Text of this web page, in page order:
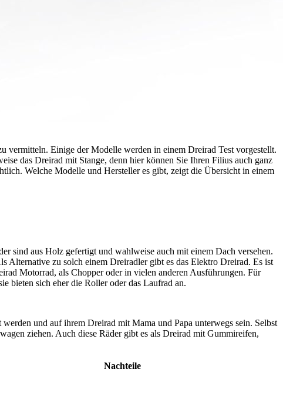
vermitteln. Einige der Modelle werden in einem Dreirad Test vorgestellt.
das Dreirad mit Stange, denn hier können Sie Ihren Filius auch ganz
Welche Modelle und Hersteller es gibt, zeigt die Übersicht in einem
sind aus Holz gefertigt und wahlweise auch mit einem Dach versehen.
Alternative zu solch einem Dreiradler gibt es das Elektro Dreirad. Es ist
Motorrad, als Chopper oder in vielen anderen Ausführungen. Für
bieten sich eher die Roller oder das Laufrad an.
und auf ihrem Dreirad mit Mama und Papa unterwegs sein. Selbst
ziehen. Auch diese Räder gibt es als Dreirad mit Gummireifen,
Nachteile